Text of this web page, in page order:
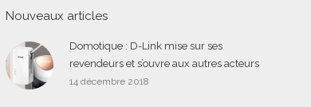
Nouveaux articles
Domotique : D-Link mise sur ses
revendeurs et s’ouvre aux autres acteurs
14 décembre 2018